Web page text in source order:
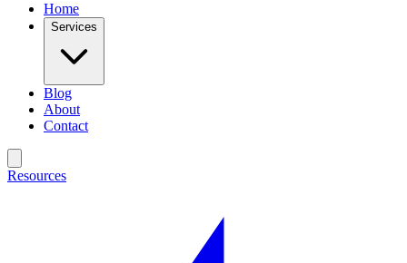
Home
Services
Blog
About
Contact
Resources